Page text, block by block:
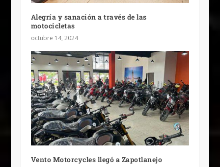
Alegría y sanación a través de las
motocicletas
octubre 14, 2024
Vento Motorcycles llegó a Zapotlanejo